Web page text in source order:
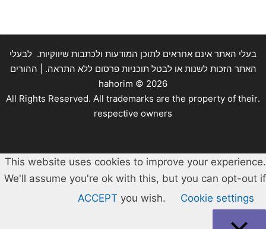
בעלי האתר אינם אחראים לתוכן המודעות ולכתבות שיווקיות. לבעלי
האתר הזכות לשנות או לבטל תוכניות פרסום ללא התראה. | ההורים
hahorim © 2026
.All Rights Reserved. All trademarks are the property of their
respective owners
This website uses cookies to improve your experience.
We'll assume you're ok with this, but you can opt-out if
you wish.
Cookie settings
ACCEPT